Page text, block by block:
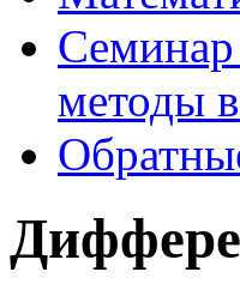
методы